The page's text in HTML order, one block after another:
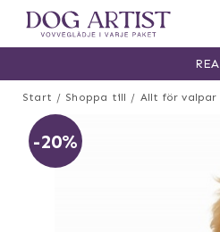
Start Shoppa till Allt för valpar
-20%
REA